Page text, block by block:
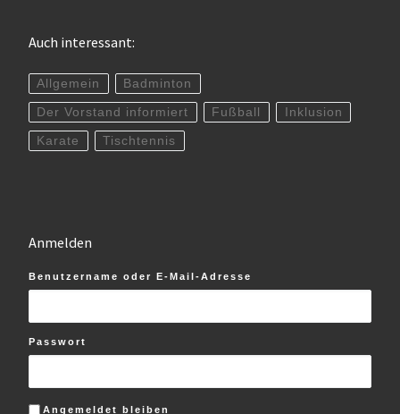
Auch interessant:
Allgemein Badminton
Der Vorstand informiert Fußball Inklusion
Karate Tischtennis
Anmelden
Benutzername oder E-Mail-Adresse
Passwort
Angemeldet bleiben